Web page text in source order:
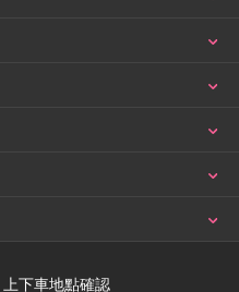
上下車地點確認